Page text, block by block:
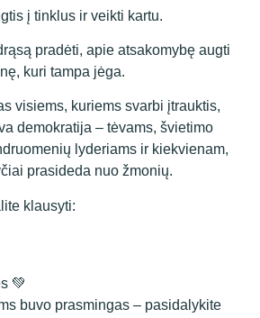
į tinklus ir veikti kartu.
pradėti, apie atsakomybę augti
kuri tampa jėga.
visiems, kuriems svarbi įtrauktis,
demokratija – tėvams, švietimo
lyderiams ir kiekvienam,
prasideda nuo žmonių.
klausyti:
💚
buvo prasmingas – pasidalykite